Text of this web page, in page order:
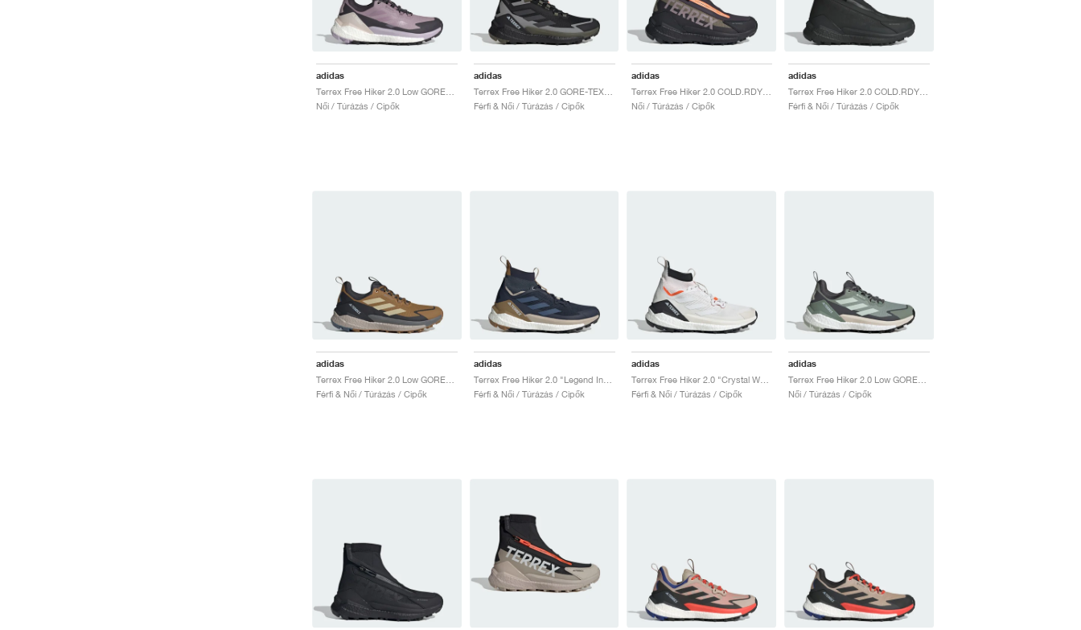
adidas
Női / Túrázás / Cipők
adidas
Terrex Free Hiker 2.0 GORE-TEX "Core Black & Carbon"
Férfi & Női / Túrázás / Cipők
adidas
Terrex Free Hiker 2.0 COLD.RDY "Olive Strata & Preloved Fig"
Női / Túrázás / Cipők
adidas
Férfi & Női / Túrázás / Cipők
adidas
Férfi & Női / Túrázás / Cipők
adidas
Terrex Free Hiker 2.0 "Legend Ink & Wonder Steel"
Férfi & Női / Túrázás / Cipők
adidas
Terrex Free Hiker 2.0 "Crystal White & Semi Impact Orange"
Férfi & Női / Túrázás / Cipők
adidas
Női / Túrázás / Cipők